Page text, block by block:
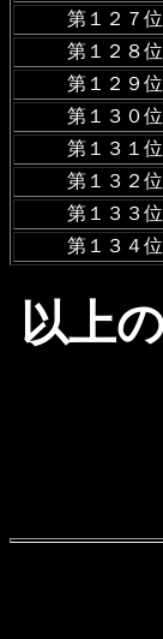
第１２７位
第１２８位
第１２９位
第１３０位
第１３１位
第１３２位
第１３３位
第１３４位
以上